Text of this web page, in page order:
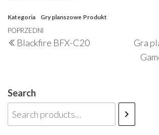
Kategoria Gry planszowe Produkt
Nawigacja
wpisu
Poprzedni
wpis
POPRZEDNI
Blackfire BFX-C20
Gra
Search